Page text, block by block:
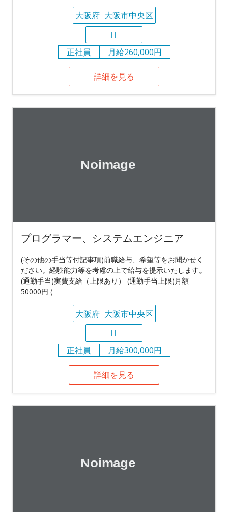
大阪府 大阪市中央区
IT
正社員
月給260,000円
詳細を見る
プログラマー、システムエンジニア
(その他の手当等付記事項)前職給与、希望等をお聞かせく
ださい。経験能力等を考慮の上で給与を提示いたします。
(通勤手当)実費支給（上限あり） (通勤手当上限)月額
50000円 (
大阪府 大阪市中央区
IT
正社員
月給300,000円
詳細を見る